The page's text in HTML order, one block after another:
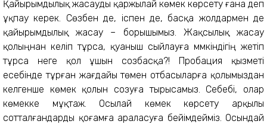
Қайырымдылық жасауды қаржылай көмек көрсету ғана деп
ұқпау керек. Сөзбен де, іспен де, басқа жолдармен де
қайырымдылық жасау – борышымыз. Жақсылық жасау
қолыңнан келіп тұрса, қуаныш сыйлауға мүмкіндігің жетіп
тұрса неге қол ұшын созбасқа?! Пробация қызметі
есебінде тұрған жағдайы төмен отбасыларға қолымыздан
келгенше көмек қолын созуға тырысамыз. Себебі, олар
көмекке мұқтаж. Осылай көмек көрсету арқылы
сотталғандарды қоғамға араласуға бейімдейміз. Осындай